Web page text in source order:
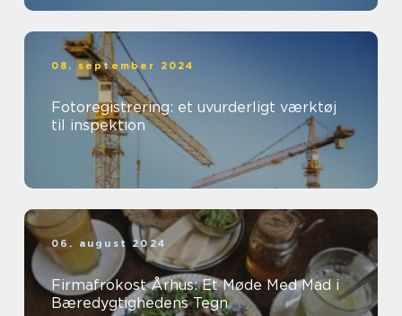
08. september 2024
Fotoregistrering: et uvurderligt værktøj
til inspektion
06. august 2024
Firmafrokost Århus: Et Møde Med Mad i
Bæredygtighedens Tegn